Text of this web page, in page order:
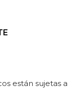
están sujetas a